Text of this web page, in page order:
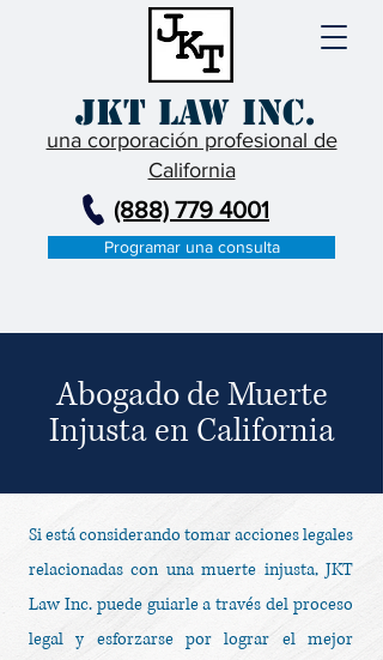
JKT Law Inc.
una corporación profesional de
California
(888) 779 4001
Programar una consulta
Abogado de Muerte
Injusta en California
Si está considerando tomar acciones legales
relacionadas con una muerte injusta, JKT
Law Inc. puede guiarle a través del proceso
legal y esforzarse por lograr el mejor